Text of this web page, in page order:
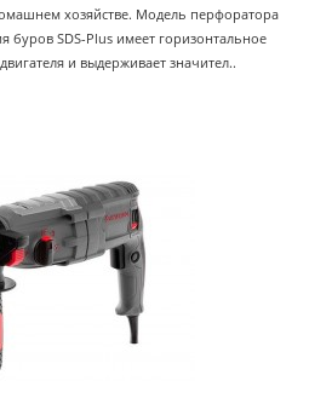
хозяйстве. Модель перфоратора
буров SDS-Plus имеет горизонтальное
и выдерживает значител..